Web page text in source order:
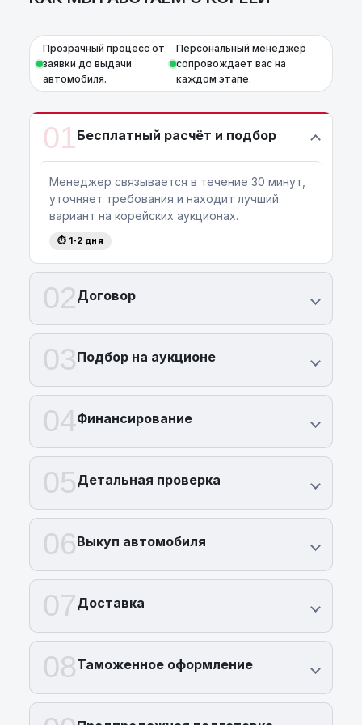
Прозрачный процесс от
заявки до выдачи
автомобиля.
Персональный менеджер
сопровождает вас на
каждом этапе.
01Бесплатный расчёт и подбор
Менеджер связывается в течение 30 минут,
уточняет требования и находит лучший
вариант на корейских аукционах.
⏱ 1-2 дня
02Договор
03Подбор на аукционе
04Финансирование
05Детальная проверка
06Выкуп автомобиля
07Доставка
08Таможенное оформление